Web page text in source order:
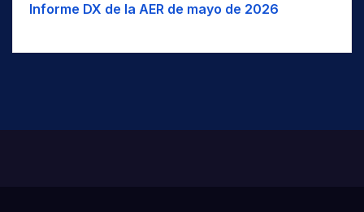
Informe DX de la AER de mayo de 2026